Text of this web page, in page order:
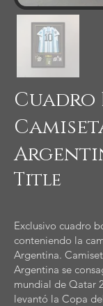
Cuadro
Title
Exclusivo cuadro
conteniendo la
Argentina.
Argentina se
mundial de Qatar
levantó la Copa